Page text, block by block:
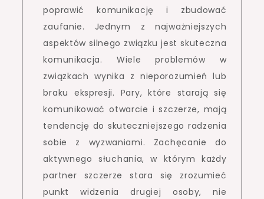
poprawić komunikację i zbudować
zaufanie. Jednym z najważniejszych
aspektów silnego związku jest skuteczna
komunikacja. Wiele problemów w
związkach wynika z nieporozumień lub
braku ekspresji. Pary, które starają się
komunikować otwarcie i szczerze, mają
tendencję do skuteczniejszego radzenia
sobie z wyzwaniami. Zachęcanie do
aktywnego słuchania, w którym każdy
partner szczerze stara się zrozumieć
punkt widzenia drugiej osoby, nie